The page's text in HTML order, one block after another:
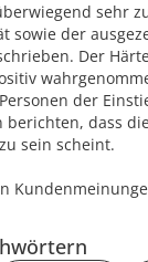
sehr
sowie der
Der
der
dass
sein scheint.